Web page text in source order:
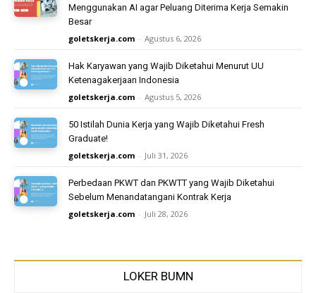
Menggunakan AI agar Peluang Diterima Kerja Semakin
Besar
goletskerja.com - Agustus 6, 2026
Hak Karyawan yang Wajib Diketahui Menurut UU
Ketenagakerjaan Indonesia
goletskerja.com - Agustus 5, 2026
50 Istilah Dunia Kerja yang Wajib Diketahui Fresh
Graduate!
goletskerja.com - Juli 31, 2026
Perbedaan PKWT dan PKWTT yang Wajib Diketahui
Sebelum Menandatangani Kontrak Kerja
goletskerja.com - Juli 28, 2026
LOKER BUMN